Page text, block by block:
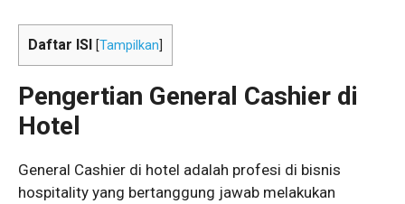
Daftar ISI [Tampilkan
Pengertian General Cashier di
Hotel
General Cashier di hotel adalah profesi di bisnis
hospitality yang bertanggung jawab melakukan